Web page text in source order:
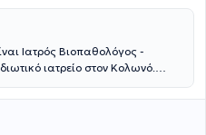
Ιατρός Βιοπαθολόγος -
ιατρείο στον Κολωνό.
Timisoara και έχει ειδικευθεί